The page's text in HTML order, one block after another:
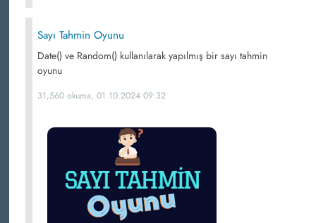
Sayı Tahmin Oyunu
Date() ve Random() kullanılarak yapılmış bir sayı tahmin
oyunu
31,560 okuma, 01.10.2024 09:32